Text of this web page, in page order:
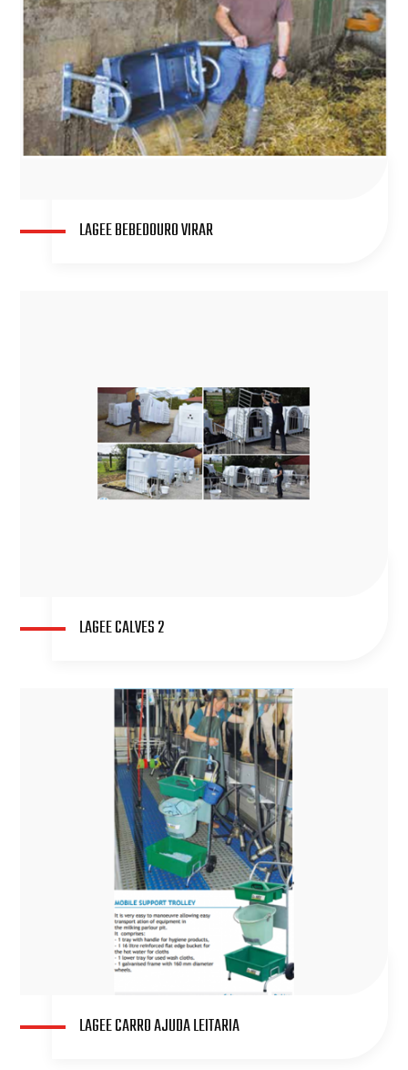
LAGEE BEBEDOURO VIRAR
LAGEE CALVES 2
LAGEE CARRO AJUDA LEITARIA